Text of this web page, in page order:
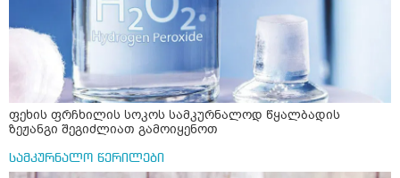
ფეხის ფრჩხილის სოკოს სამკურნალოდ წყალბადის
ზეჟანგი შეგიძლიათ გამოიყენოთ
სამკურნალო წერილები